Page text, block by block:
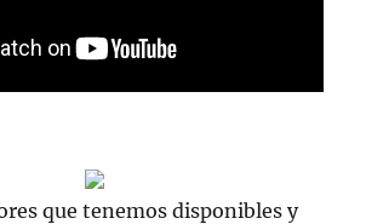
que tenemos disponibles y